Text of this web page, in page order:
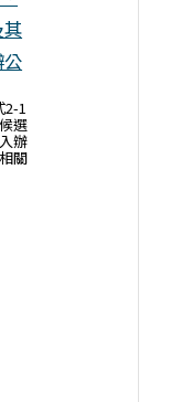
2-1
選
辦
關